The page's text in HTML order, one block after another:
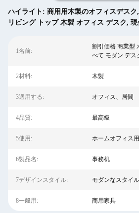
ハイライト: 商用用木製のオフィスデスク,
リビング トップ 木製 オフィス デスク, 現
1名前:
割引価格 商業型
べて モダン デス
2材料: 木製
3適用する: オフィス、居間
4品質: 最高級
5使用: ホームオフィス
6製品名: 事務机
7デザインスタイル: モダンなスタイル
8一般用: 商用家具